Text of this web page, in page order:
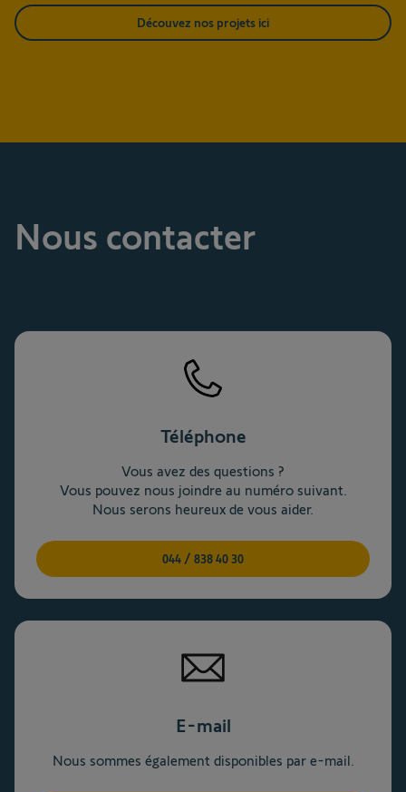
Découvez nos projets ici
Nous contacter
Téléphone
Vous avez des questions ?
Vous pouvez nous joindre au numéro suivant.
Nous serons heureux de vous aider.
044 / 838 40 30
E-mail
Nous sommes également disponibles par e-mail.